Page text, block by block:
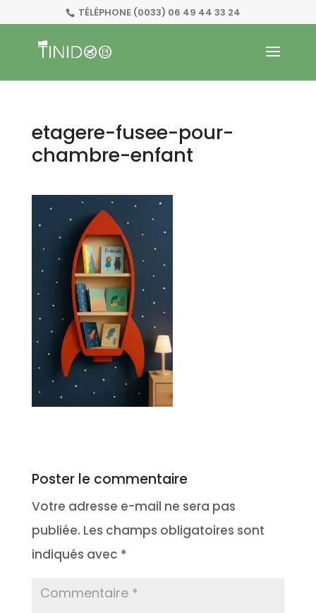
TÉLÉPHONE (0033) 06 49 44 33 24
etagere-fusee-pour-
chambre-enfant
Poster le commentaire
Votre adresse e-mail ne sera pas
publiée. Les champs obligatoires sont
indiqués avec *